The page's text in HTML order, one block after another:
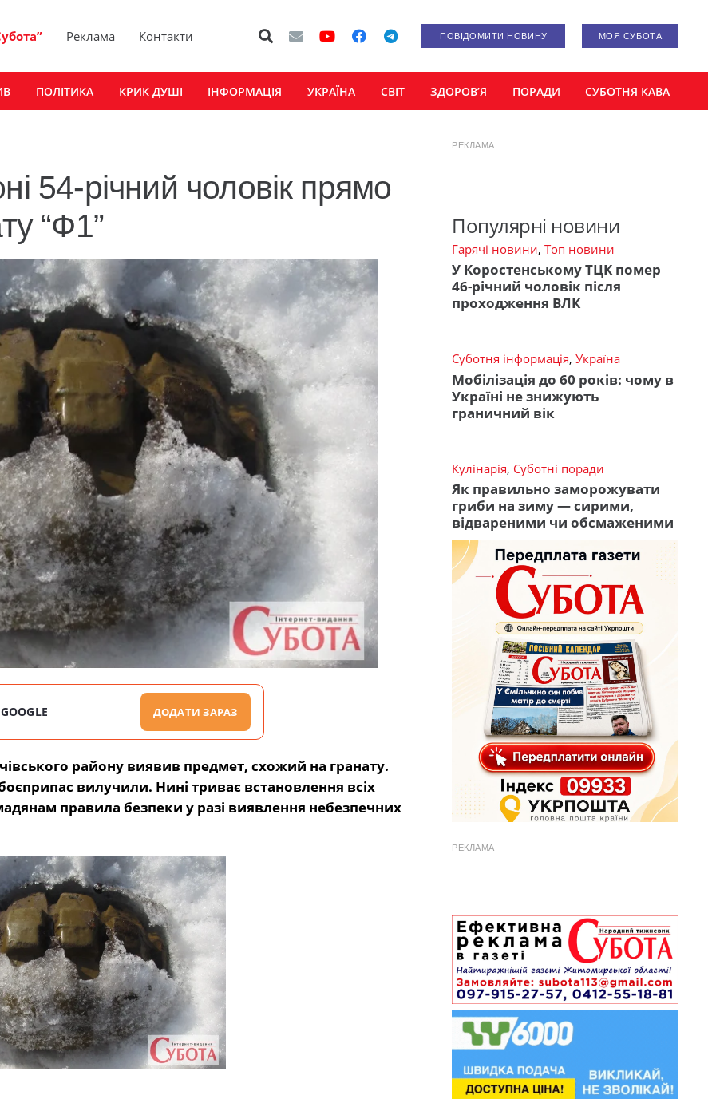
Реклама Контакти ПОВІДОМИТИ НОВИНУ МОЯ СУБОТА
ПОЛІТИКА КРИК ДУШІ ІНФОРМАЦІЯ УКРАЇНА СВІТ ЗДОРОВ’Я ПОРАДИ СУБОТНЯ КАВА
54-річний чоловік прямо
“Ф1”
ДОДАТИ ЗАРАЗ
району виявив предмет, схожий на гранату.
вилучили. Нині триває встановлення всіх
правила безпеки у разі виявлення небезпечних
РЕКЛАМА
Популярні новини
Гарячі новини, Топ новини
У Коростенському ТЦК помер
46-річний чоловік після
проходження ВЛК
Суботня інформація, Україна
Мобілізація до 60 років: чому в
Україні не знижують
граничний вік
Кулінарія, Суботні поради
Як правильно заморожувати
гриби на зиму — сирими,
відвареними чи обсмаженими
РЕКЛАМА